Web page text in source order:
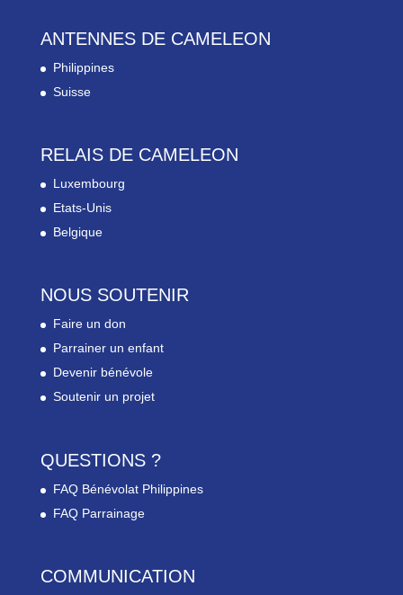
ANTENNES DE CAMELEON
Philippines
Suisse
RELAIS DE CAMELEON
Luxembourg
Etats-Unis
Belgique
NOUS SOUTENIR
Faire un don
Parrainer un enfant
Devenir bénévole
Soutenir un projet
QUESTIONS ?
FAQ Bénévolat Philippines
FAQ Parrainage
COMMUNICATION